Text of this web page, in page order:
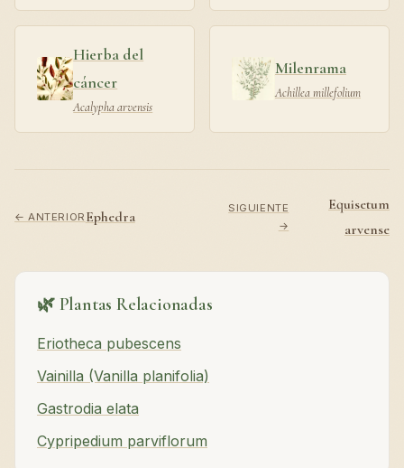
Hierba del
cáncer
Acalypha arvensis
Milenrama
Achillea millefolium
← ANTERIOR Ephedra
SIGUIENTE
→
Equisetum
arvense
🌿 Plantas Relacionadas
Eriotheca pubescens
Vainilla (Vanilla planifolia)
Gastrodia elata
Cypripedium parviflorum